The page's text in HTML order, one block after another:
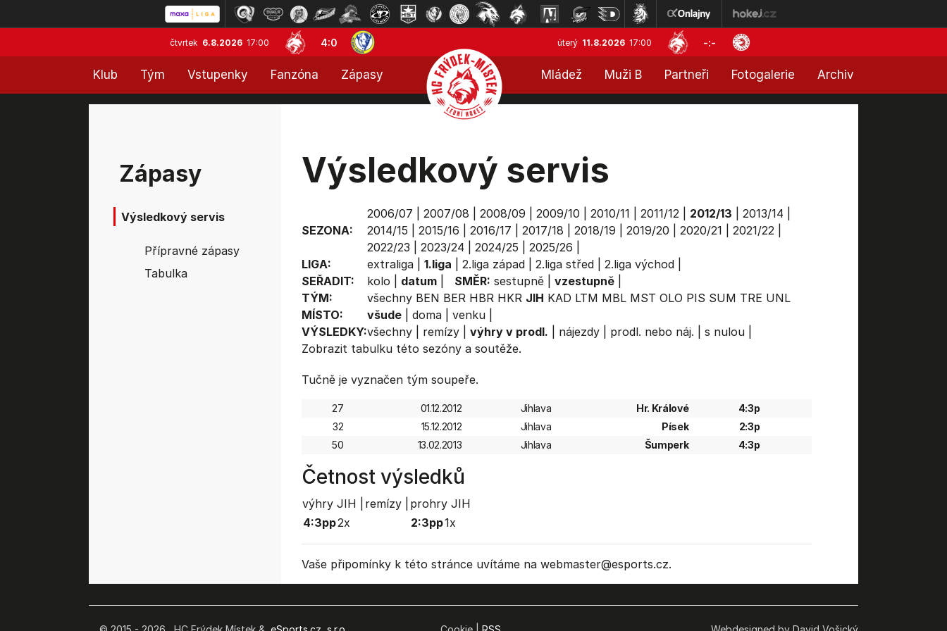
čtvrtek 6.8.2026 17:00 4:0 úterý 11.8.2026 17:00 -:-
Klub Tým Vstupenky Fanzóna Zápasy Mládež Muži B Partneři Fotogalerie Archiv
Zápasy
Výsledkový servis
Přípravné zápasy
Tabulka
Výsledkový servis
SEZONA:
2006/07 2007/08 2008/09 2009/10 2010/11 2011/12| 2012/13 2013/14
2014/15
2015/16 2016/17 2017/18 2018/19 2019/20 2020/21 2021/22|
2022/23
2023/24 2024/25 2025/26
LIGA:
extraliga| 1.liga 2.liga západ| 2.liga střed| 2.liga východ|
SEŘADIT:
kolo datum| SMĚR: sestupně| vzestupně|
TÝM:
všechny BEN BER HBR HKR JIH KAD LTM MBL MST OLO PIS SUM TRE UNL
MÍSTO:
všude| doma| venku|
VÝSLEDKY:všechny| remízy| výhry v prodl. nájezdy| prodl. nebo náj. s nulou|
Zobrazit tabulkutéto sezóny a soutěže.
Tučně je vyznačen tým soupeře.
27 01.12.2012 Jihlava Hr. Králové
4:3p
32
15.12.2012 Jihlava Písek
2:3p
50
13.02.2013 Jihlava Šumperk 4:3p
Četnost výsledků
výhry JIH | remízy |
prohry JIH
4:3pp2x 2:3pp1x
Vaše připomínky k této stránce uvítáme na webmaster@esports.cz.